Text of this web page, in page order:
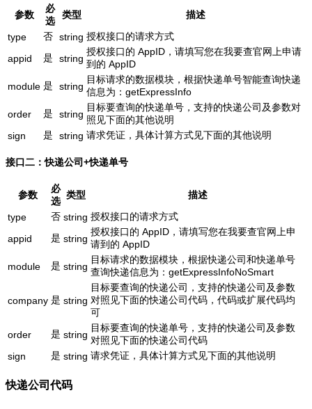
参数
必
选
类型
描述
type
否 string 授权接口的请求方式
appid
是 string
授权接口的 AppID，请填写您在我要查官网上申请
到的 AppID
module 是 string
目标请求的数据模块，根据快递单号智能查询快递
信息为：getExpressInfo
order
是 string
目标要查询的快递单号，支持的快递公司及参数对
照见下面的其他说明
sign
是 string 请求凭证，具体计算方式见下面的其他说明
接口二：快递公司+快递单号
参数
必
选
类型
描述
type
否 string 授权接口的请求方式
appid
是 string
授权接口的 AppID，请填写您在我要查官网上申
请到的 AppID
module
是 string
目标请求的数据模块，根据快递公司和快递单号
查询快递信息为：getExpressInfoNoSmart
company 是 string
目标要查询的快递公司，支持的快递公司及参数
对照见下面的快递公司代码，代码或扩展代码均
可
order
是 string
目标要查询的快递单号，支持的快递公司及参数
对照见下面的快递公司代码
sign
是 string 请求凭证，具体计算方式见下面的其他说明
快递公司代码